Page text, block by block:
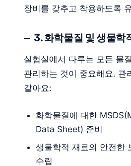
장비를 갖추고 착용하도록
3. 화학물질 및 생물학
실험실에서 다루는 모든 물
관리하는 것이 중요해요. 관
같아요:
화학물질에 대한
Data Sheet) 준비
생물학적 재료의 안전한
수립